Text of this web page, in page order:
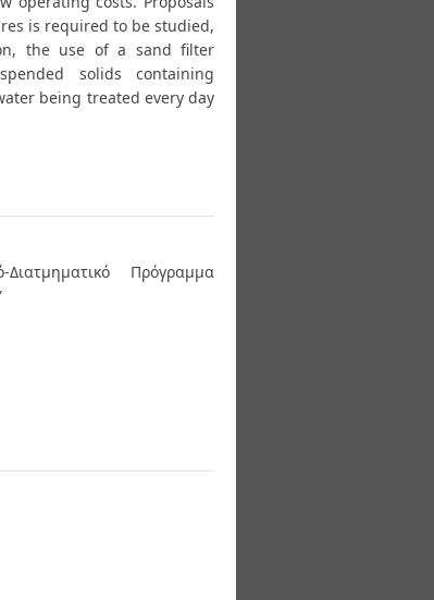
is required to be studied,
the use of a sand filter
solids containing
being treated every day
Διατμηματικό Πρόγραμμα